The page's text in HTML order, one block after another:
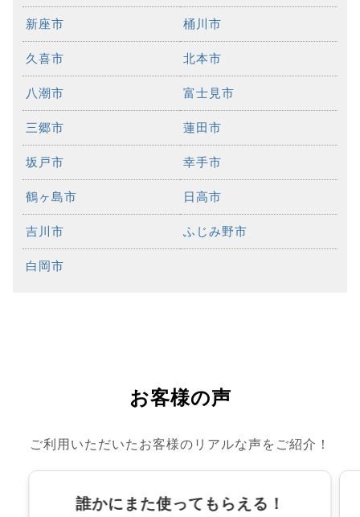
新座市 桶川市
久喜市 北本市
八潮市 富士見市
三郷市 蓮田市
坂戸市 幸手市
鶴ヶ島市 日高市
吉川市 ふじみ野市
白岡市
お客様の声
ご利用いただいたお客様のリアルな声をご紹介！
誰かにまた使ってもらえる！